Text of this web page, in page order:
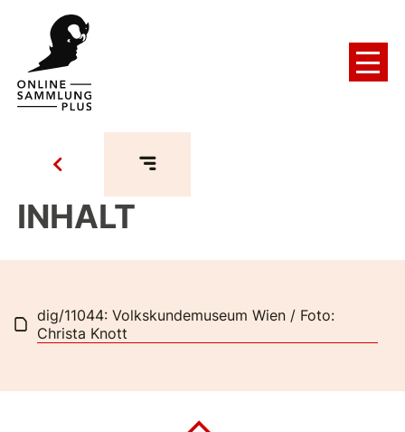
INHALT
dig/11044: Volkskundemuseum Wien / Foto:
Christa Knott